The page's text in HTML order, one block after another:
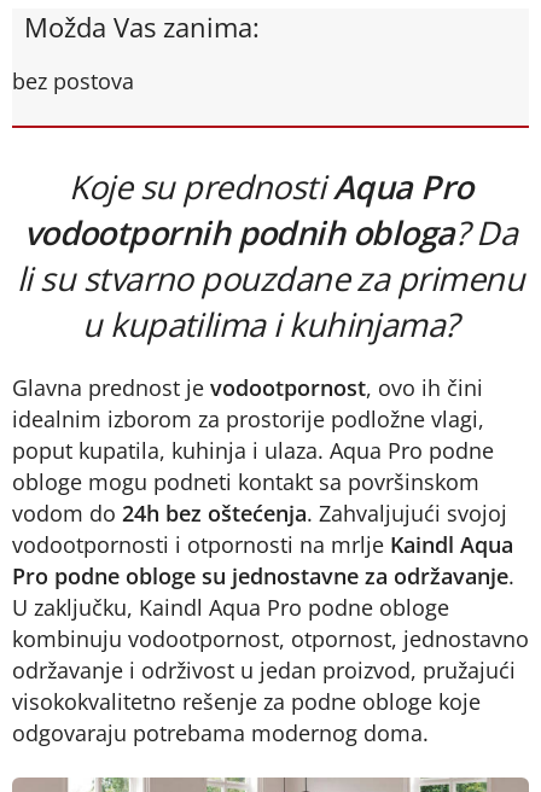
Možda Vas zanima:
bez postova
Koje su prednostiAqua Pro
vodootpornih podnih obloga? Da
li su stvarno pouzdane za primenu
u kupatilima i kuhinjama?
Glavna prednost je vodootpornost, ovo ih čini
idealnim izborom za prostorije podložne vlagi,
poput kupatila, kuhinja i ulaza. Aqua Pro podne
obloge mogu podneti kontakt sa površinskom
vodom do 24h bez oštećenja. Zahvaljujući svojoj
vodootpornosti i otpornosti na mrlje Kaindl Aqua
Pro podne obloge su jednostavne za održavanje.
U zaključku, Kaindl Aqua Pro podne obloge
kombinuju vodootpornost, otpornost, jednostavno
održavanje i održivost u jedan proizvod, pružajući
visokokvalitetno rešenje za podne obloge koje
odgovaraju potrebama modernog doma.